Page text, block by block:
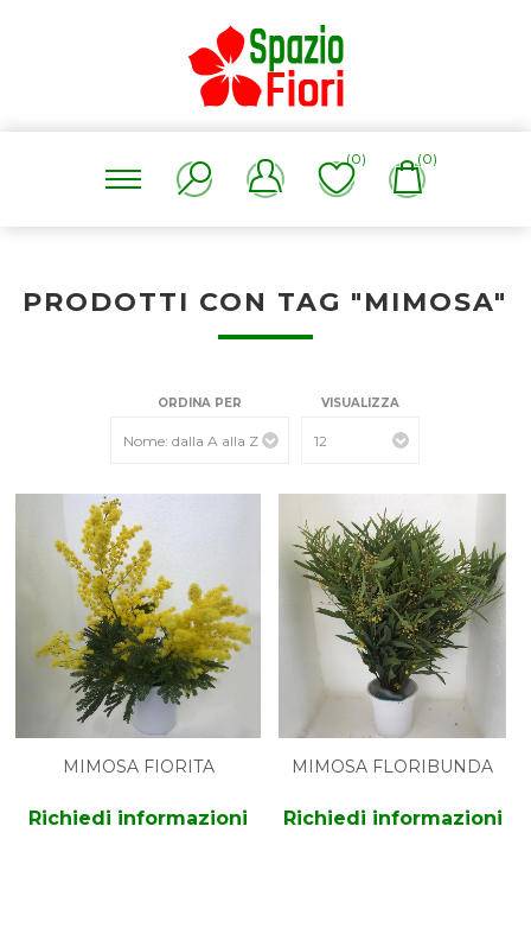
(0) (0)
PRODOTTI CON TAG "MIMOSA"
ORDINA PER VISUALIZZA
MIMOSA FIORITA
Richiedi informazioni
MIMOSA FLORIBUNDA
Richiedi informazioni